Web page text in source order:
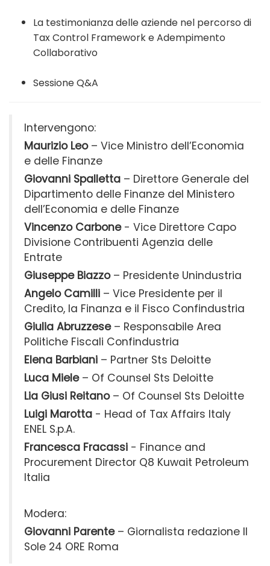
La testimonianza delle aziende nel percorso di
Tax Control Framework e Adempimento
Collaborativo
Sessione Q&A
Intervengono:
Maurizio Leo– Vice Ministro dell’Economia
e delle Finanze
Giovanni Spalletta – Direttore Generale del
Dipartimento delle Finanze del Ministero
dell’Economia e delle Finanze
Vincenzo Carbone - Vice Direttore Capo
Divisione Contribuenti Agenzia delle
Entrate
Giuseppe Biazzo– Presidente Unindustria
Angelo Camilli – Vice Presidente per il
Credito, la Finanza e il Fisco Confindustria
Giulia Abruzzese– Responsabile Area
Politiche Fiscali Confindustria
Elena Barbiani – Partner Sts Deloitte
Luca Miele– Of Counsel Sts Deloitte
Lia Giusi Reitano– Of Counsel Sts Deloitte
Luigi Marotta - Head of Tax Affairs Italy
ENEL S.p.A.
Francesca Fracassi - Finance and
Procurement Director Q8 Kuwait Petroleum
Italia
Modera:
Giovanni Parente– Giornalista redazione Il
Sole 24 ORE Roma